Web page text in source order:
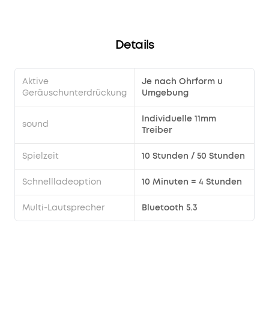
Details
Aktive
Geräuschunterdrückung
Je nach Ohrform u
Umgebung
sound
Individuelle 11mm
Treiber
Spielzeit 10 Stunden / 50 Stunden
Schnellladeoption 10 Minuten = 4 Stunden
Multi-Lautsprecher Bluetooth 5.3